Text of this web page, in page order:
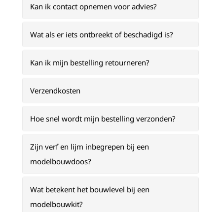
Kan ik contact opnemen voor advies?
Wat als er iets ontbreekt of beschadigd is?
Kan ik mijn bestelling retourneren?
Verzendkosten
Hoe snel wordt mijn bestelling verzonden?
Zijn verf en lijm inbegrepen bij een
modelbouwdoos?
Wat betekent het bouwlevel bij een
modelbouwkit?